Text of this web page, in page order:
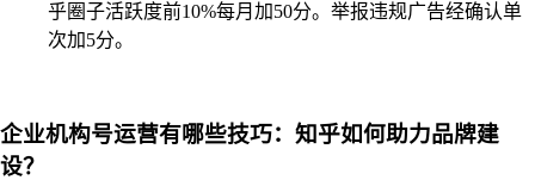
乎圈子活跃度前10%每月加50分。举报违规广告经确认单
次加5分。
企业机构号运营有哪些技巧：知乎如何助力品牌建
设？